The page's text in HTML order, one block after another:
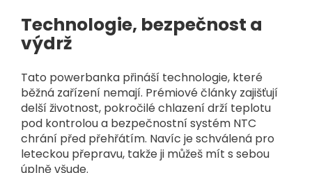
Technologie, bezpečnost a
výdrž
Tato powerbanka přináší technologie, které
běžná zařízení nemají. Prémiové články zajišťují
delší životnost, pokročilé chlazení drží teplotu
pod kontrolou a bezpečnostní systém NTC
chrání před přehřátím. Navíc je schválená pro
leteckou přepravu, takže ji můžeš mít s sebou
úplně všude.